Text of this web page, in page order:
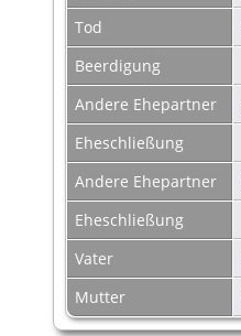
Tod
Beerdigung
Andere Ehepartner
Eheschließung
Andere Ehepartner
Eheschließung
Vater
Mutter